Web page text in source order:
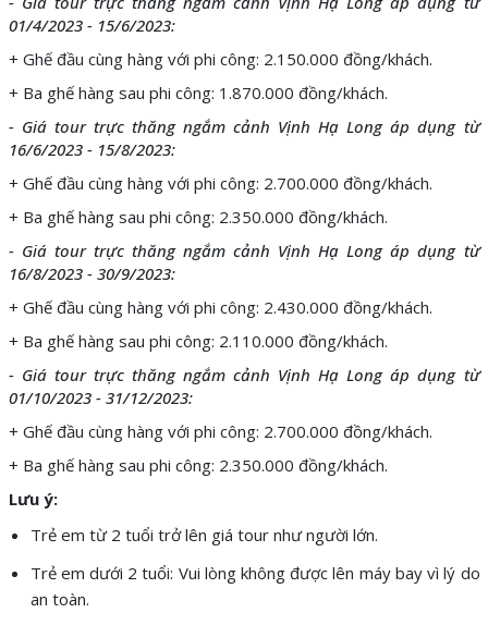
01/4/2023 - 15/6/2023:
+ Ghế đầu cùng hàng với phi công: 2.150.000 đồng/khách.
+ Ba ghế hàng sau phi công: 1.870.000 đồng/khách.
- Giá tour trực thăng ngắm cảnh Vịnh Hạ Long áp dụng từ
16/6/2023 - 15/8/2023:
+ Ghế đầu cùng hàng với phi công: 2.700.000 đồng/khách.
+ Ba ghế hàng sau phi công: 2.350.000 đồng/khách.
- Giá tour trực thăng ngắm cảnh Vịnh Hạ Long áp dụng từ
16/8/2023 - 30/9/2023:
+ Ghế đầu cùng hàng với phi công: 2.430.000 đồng/khách.
+ Ba ghế hàng sau phi công: 2.110.000 đồng/khách.
- Giá tour trực thăng ngắm cảnh Vịnh Hạ Long áp dụng từ
01/10/2023 - 31/12/2023:
+ Ghế đầu cùng hàng với phi công: 2.700.000 đồng/khách.
+ Ba ghế hàng sau phi công: 2.350.000 đồng/khách.
Lưu ý:
Trẻ em từ 2 tuổi trở lên giá tour như người lớn.
Trẻ em dưới 2 tuổi: Vui lòng không được lên máy bay vì lý do
an toàn.